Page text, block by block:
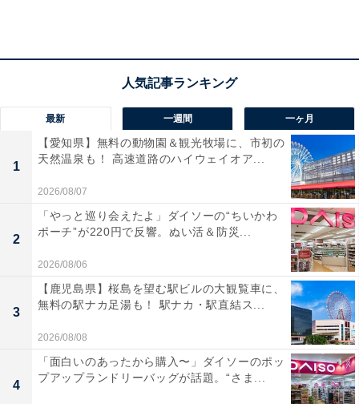
『名探偵コナン』にも登場したカラートリックテ
ィー
色の変化を引き起こすのは「バタフライピー」という青
色の花を咲かせるハーブ。古くからタイをはじめ、東南
アジアや南アジアで栽培されてきました。推理漫画『名
探偵コナン』の第84巻「ギスギスしたお茶会」では、事
件の鍵を握るトリックティーとして登場します。
最新 一週間 一ヶ月
1
【愛知県】無料の動物園＆観光牧場に、市初の
天然温泉も！ 高速道路のハイウェイオア...
2026/08/07
2
「やっと巡り会えたよ」ダイソーの“ちいかわ
ポーチ”が220円で反響。ぬい活＆防災...
2026/08/06
3
【鹿児島県】桜島を望む駅ビルの大観覧車に、
無料の駅ナカ足湯も！ 駅ナカ・駅直結ス...
2026/08/08
4
「面白いのあったから購入〜」ダイソーのポッ
プアップランドリーバッグが話題。“さま...